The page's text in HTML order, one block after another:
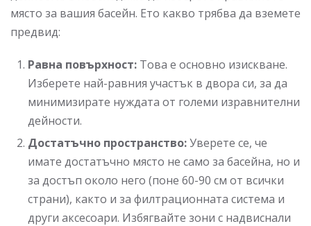
място за вашия басейн. Ето какво трябва да вземете
предвид:
Равна повърхност: Това е основно изискване.
Изберете най-равния участък в двора си, за да
минимизирате нуждата от големи изравнителни
дейности.
Достатъчно пространство:Уверете се, че
имате достатъчно място не само за басейна, но и
за достъп около него (поне 60-90 см от всички
страни), както и за филтрационната система и
други аксесоари. Избягвайте зони с надвиснали